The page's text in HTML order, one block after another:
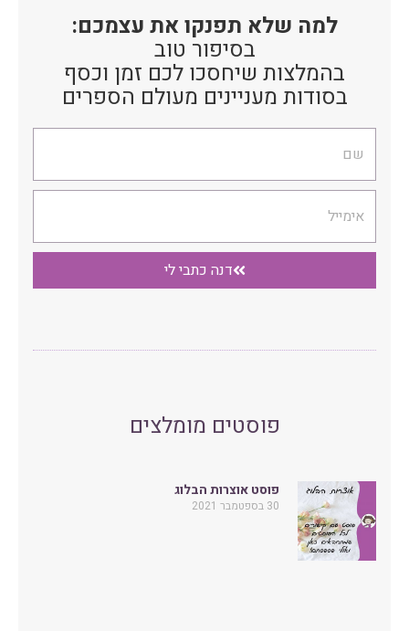
למה שלא תפנקו את עצמכם:
בסיפור טוב
בהמלצות שיחסכו לכם זמן וכסף
בסודות מעניינים מעולם הספרים
דנה כתבי לי
פוסטים מומלצים
פוסט אוצרות הבלוג
30 בספטמבר 2021